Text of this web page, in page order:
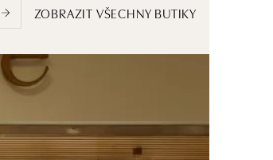
ZOBRAZIT VŠECHNY BUTIKY